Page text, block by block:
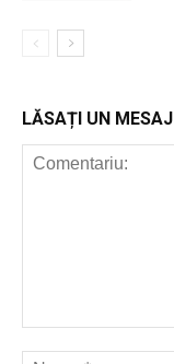
LĂSAȚI UN MESAJ